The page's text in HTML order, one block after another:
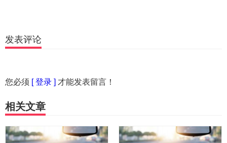
发表评论
您必须 [ 登录 ] 才能发表留言！
相关文章